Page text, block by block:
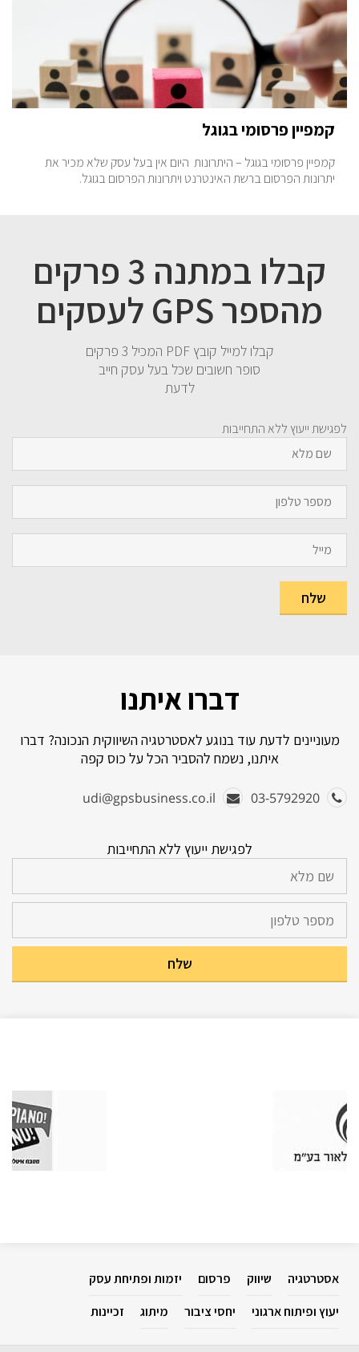
קמפיין פרסומי בגוגל
קמפיין פרסומי בגוגל – היתרונות היום אין בעל עסק שלא מכיר את
יתרונות הפרסום ברשת האינטרנט ויתרונות הפרסום בגוגל.
קבלו במתנה 3 פרקים
מהספר GPS לעסקים
קבלו למייל קובץ PDF המכיל 3 פרקים
סופר חשובים שכל בעל עסק חייב
לדעת
לפגישת ייעוץ ללא התחייבות
דברו איתנו
מעוניינים לדעת עוד בנוגע לאסטרטגיה השיווקית הנכונה? דברו
איתנו, נשמח להסביר הכל על כוס קפה
udi@gpsbusiness.co.il
לפגישת ייעוץ ללא התחייבות
אסטרטגיה שיווק פרסום
יזמות ופתיחת עסק
יעוץ ופיתוח ארגוני
יחסי ציבור מיתוג זכיינות